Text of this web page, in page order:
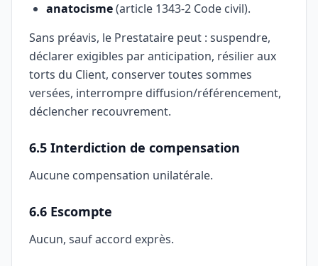
anatocisme(article 1343-2 Code civil).
Sans préavis, le Prestataire peut : suspendre,
déclarer exigibles par anticipation, résilier aux
torts du Client, conserver toutes sommes
versées, interrompre diffusion/référencement,
déclencher recouvrement.
6.5 Interdiction de compensation
Aucune compensation unilatérale.
6.6 Escompte
Aucun, sauf accord exprès.